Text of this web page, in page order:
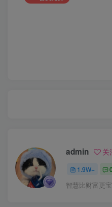
admin 关
1.9W+ 0
智慧比财富更